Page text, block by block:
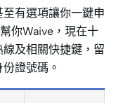
有選項讓你一鍵申
你Waive，現在十
及相關快捷鍵，留
證號碼。